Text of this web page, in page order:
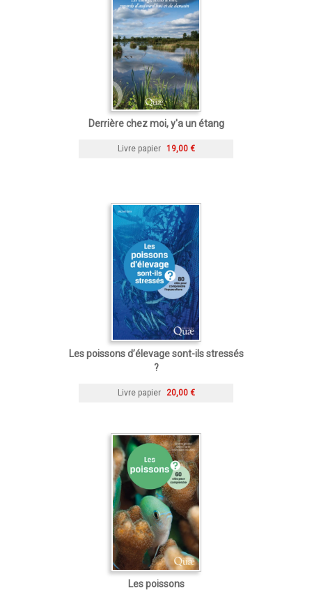
Derrière chez moi, y'a un étang
Livre papier 19,00 €
Les poissons d’élevage sont-ils stressés
?
Livre papier 20,00 €
Les poissons